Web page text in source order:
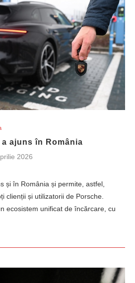
ajuns în România
2026
și în România și permite, astfel,
clienții și utilizatorii de Porsche.
ecosistem unificat de încărcare, cu